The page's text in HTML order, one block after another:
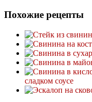
Похожие рецепты
сладком соусе